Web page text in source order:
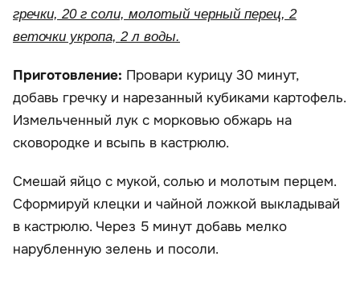
гречки, 20 г соли, молотый черный перец, 2
веточки укропа, 2 л воды.
Приготовление: Провари курицу 30 минут,
добавь гречку и нарезанный кубиками картофель.
Измельченный лук с морковью обжарь на
сковородке и всыпь в кастрюлю.
Смешай яйцо с мукой, солью и молотым перцем.
Сформируй клецки и чайной ложкой выкладывай
в кастрюлю. Через 5 минут добавь мелко
нарубленную зелень и посоли.